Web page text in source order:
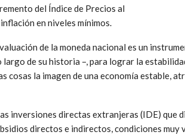
del Índice de Precios al
en niveles mínimos.
de la moneda nacional es un
de su historia –, para lograr la
cosas la imagen de una economía estable,
inversiones directas extranjeras (IDE) que
directos e indirectos, condiciones muy